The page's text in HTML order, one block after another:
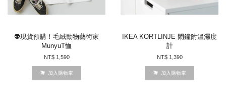
👽現貨預購！毛絨動物藝術家
MunyuT恤
NT$ 1,590
加入購物車
IKEA KORTLINJE 閙鐘附溫濕度
計
NT$ 1,390
加入購物車